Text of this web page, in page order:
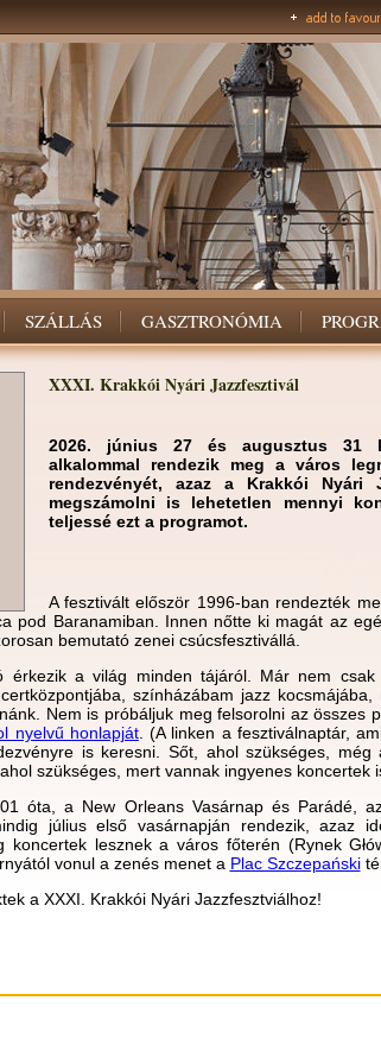
SZÁLLÁS GASZTRONÓMIA
XXXI. Krakkói Nyári Jazzfesztivál
2026. június 27 és augusztus 31
alkalommal rendezik meg a város
rendezvényét, azaz a Krakkói Nyári
megszámolni is lehetetlen mennyi
teljessé ezt a programot.
A fesztivált először 1996-ban rendezték
pod Baranamiban. Innen nőtte ki magát az
bemutató zenei csúcsfesztivállá.
érkezik a világ minden tájáról. Már nem csak
színházábam jazz kocsmájába,
Nem is próbáljuk meg felsorolni az összes
nyelvű honlapját. (A linken a fesztiválnaptár,
is keresni. Sőt, ahol szükséges, még
szükséges, mert vannak ingyenes koncertek
óta, a New Orleans Vasárnap és Parádé,
július első vasárnapján rendezik, azaz
koncertek lesznek a város főterén (Rynek
vonul a zenés menet a Plac Szczepański
a XXXI. Krakkói Nyári Jazzfesztviálhoz!